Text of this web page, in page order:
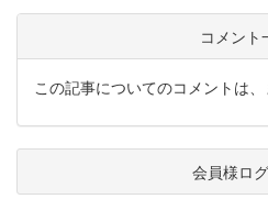
コメント
この記事についてのコメントは、
会員様ロ